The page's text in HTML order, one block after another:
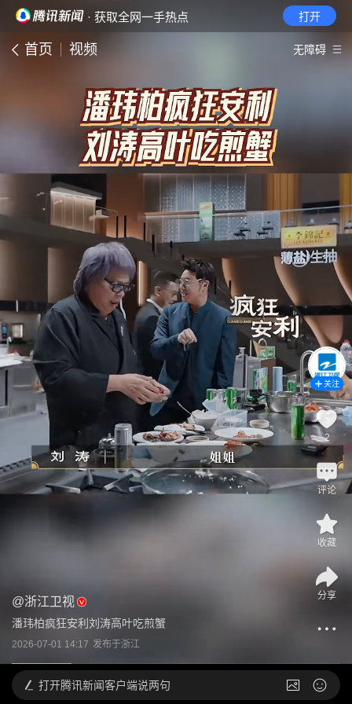
· 获取全网一手热点 打开
首页 视频 无障碍
@浙江卫视
潘玮柏疯狂安利刘涛高叶吃煎蟹
2026-07-01 14:17 发布于浙江
关注
2
评论
收藏
分享
打开腾讯新闻客户端说两句